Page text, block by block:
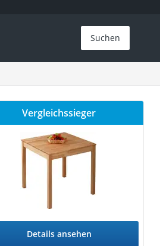
Suchen
Vergleichssieger
Details ansehen